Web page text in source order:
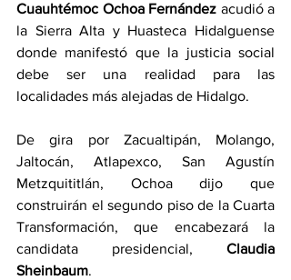
Cuauhtémoc Ochoa Fernández acudió a
la Sierra Alta y Huasteca Hidalguense
donde manifestó que la justicia social
debe ser una realidad para las
localidades más alejadas de Hidalgo.
De gira por Zacualtipán, Molango,
Jaltocán, Atlapexco, San Agustín
Metzquititlán, Ochoa dijo que
construirán el segundo piso de la Cuarta
Transformación, que encabezará la
candidata presidencial, Claudia
Sheinbaum.